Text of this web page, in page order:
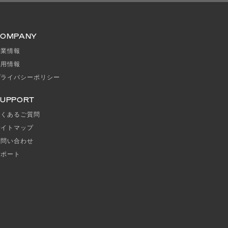
情報
情報
イバシーポリシー
あるご質問
トマップ
い合わせ
ート